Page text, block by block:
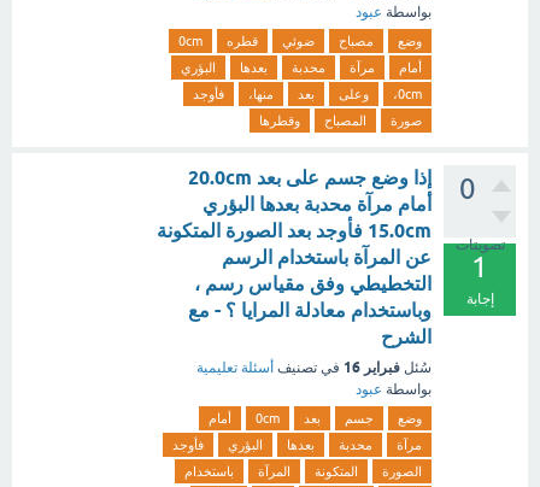
بواسطة عبود
وضع مصباح ضوئي قطره
0cm
أمام
مرآة محدبة بعدها
البؤري
0cm،
وعلى بعد منها،
فأوجد
صورة
المصباح وقطرها
0
تصويتات
1
إجابة
إذا وضع جسم على بعد 20.0cm
أمام مرآة محدبة بعدها البؤري
15.0cm فأوجد بعد الصورة المتكونة
عن المرآة باستخدام الرسم
التخطيطي وفق مقياس رسم ،
وباستخدام معادلة المرايا ؟ - مع
الشرح
سُئل فبراير 16 في تصنيف أسئلة تعليمية
بواسطة عبود
وضع جسم بعد 0cm
أمام
مرآة
محدبة بعدها البؤري
فأوجد
الصورة
المتكونة المرآة
باستخدام